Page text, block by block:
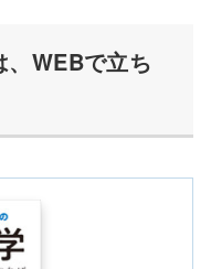
、WEBで立ち